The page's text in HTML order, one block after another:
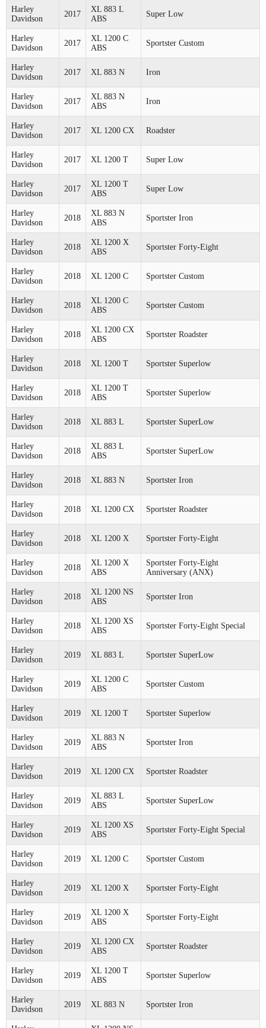
Harley
Davidson
2017
XL 883 L
ABS
Super Low
Harley
Davidson
2017
XL 1200 C
ABS
Sportster Custom
Harley
Davidson
2017 XL 883 N Iron
Harley
Davidson
2017
XL 883 N
ABS
Iron
Harley
Davidson
2017 XL 1200 CX Roadster
Harley
Davidson
2017 XL 1200 T Super Low
Harley
Davidson
2017
XL 1200 T
ABS
Super Low
Harley
Davidson
2018
XL 883 N
ABS
Sportster Iron
Harley
Davidson
2018
XL 1200 X
ABS
Sportster Forty-Eight
Harley
Davidson
2018 XL 1200 C Sportster Custom
Harley
Davidson
2018
XL 1200 C
ABS
Sportster Custom
Harley
Davidson
2018
XL 1200 CX
ABS
Sportster Roadster
Harley
Davidson
2018 XL 1200 T Sportster Superlow
Harley
Davidson
2018
XL 1200 T
ABS
Sportster Superlow
Harley
Davidson
2018 XL 883 L Sportster SuperLow
Harley
Davidson
2018
XL 883 L
ABS
Sportster SuperLow
Harley
Davidson
2018 XL 883 N Sportster Iron
Harley
Davidson
2018 XL 1200 CX Sportster Roadster
Harley
Davidson
2018 XL 1200 X Sportster Forty-Eight
Harley
Davidson
2018
XL 1200 X
ABS
Sportster Forty-Eight
Anniversary (ANX)
Harley
Davidson
2018
XL 1200 NS
ABS
Sportster Iron
Harley
Davidson
2018
XL 1200 XS
ABS
Sportster Forty-Eight Special
Harley
Davidson
2019 XL 883 L Sportster SuperLow
Harley
Davidson
2019
XL 1200 C
ABS
Sportster Custom
Harley
Davidson
2019 XL 1200 T Sportster Superlow
Harley
Davidson
2019
XL 883 N
ABS
Sportster Iron
Harley
Davidson
2019 XL 1200 CX Sportster Roadster
Harley
Davidson
2019
XL 883 L
ABS
Sportster SuperLow
Harley
Davidson
2019
XL 1200 XS
ABS
Sportster Forty-Eight Special
Harley
Davidson
2019 XL 1200 C Sportster Custom
Harley
Davidson
2019 XL 1200 X Sportster Forty-Eight
Harley
Davidson
2019
XL 1200 X
ABS
Sportster Forty-Eight
Harley
Davidson
2019
XL 1200 CX
ABS
Sportster Roadster
Harley
Davidson
2019
XL 1200 T
ABS
Sportster Superlow
Harley
Davidson
2019 XL 883 N Sportster Iron